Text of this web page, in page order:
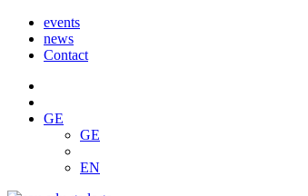
events
news
Contact
GE
GE
EN